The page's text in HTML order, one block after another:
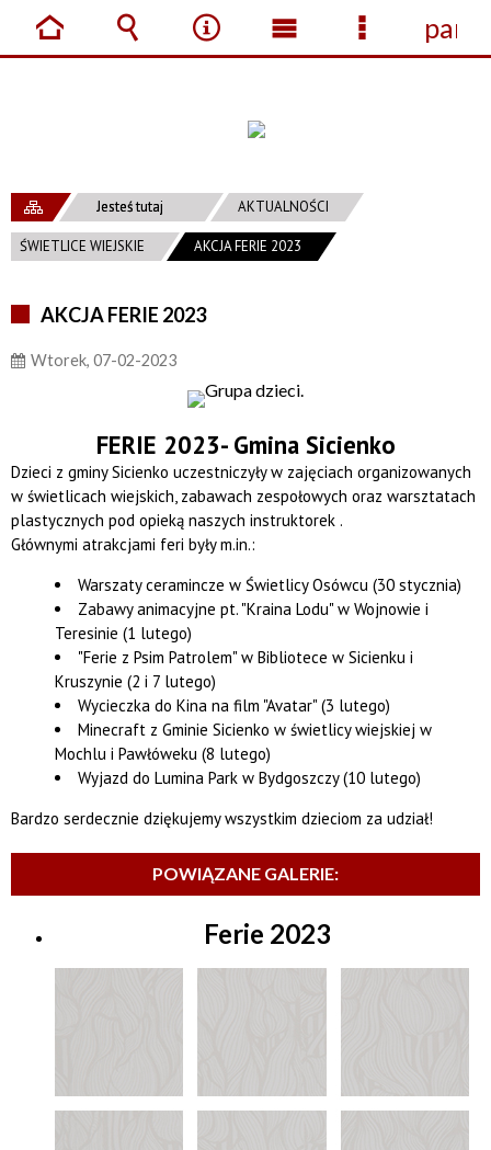
Jesteś tutaj AKTUALNOŚCI
ŚWIETLICE WIEJSKIE AKCJA FERIE 2023
AKCJA FERIE 2023
Wtorek, 07-02-2023
FERIE 2023- Gmina Sicienko
Dzieci z gminy Sicienko uczestniczyły w zajęciach organizowanych
w świetlicach wiejskich, zabawach zespołowych oraz warsztatach
plastycznych pod opieką naszych instruktorek .
Głównymi atrakcjami feri były m.in.:
Warszaty ceramincze w Świetlicy Osówcu (30 stycznia)
Zabawy animacyjne pt. "Kraina Lodu" w Wojnowie i
Teresinie (1 lutego)
"Ferie z Psim Patrolem" w Bibliotece w Sicienku i
Kruszynie (2 i 7 lutego)
Wycieczka do Kina na film "Avatar" (3 lutego)
Minecraft z Gminie Sicienko w świetlicy wiejskiej w
Mochlu i Pawłóweku (8 lutego)
Wyjazd do Lumina Park w Bydgoszczy (10 lutego)
Bardzo serdecznie dziękujemy wszystkim dzieciom za udział!
POWIĄZANE GALERIE:
Ferie 2023
StronaWyszukiwarka
Narzędzia
Menu Menu
panel